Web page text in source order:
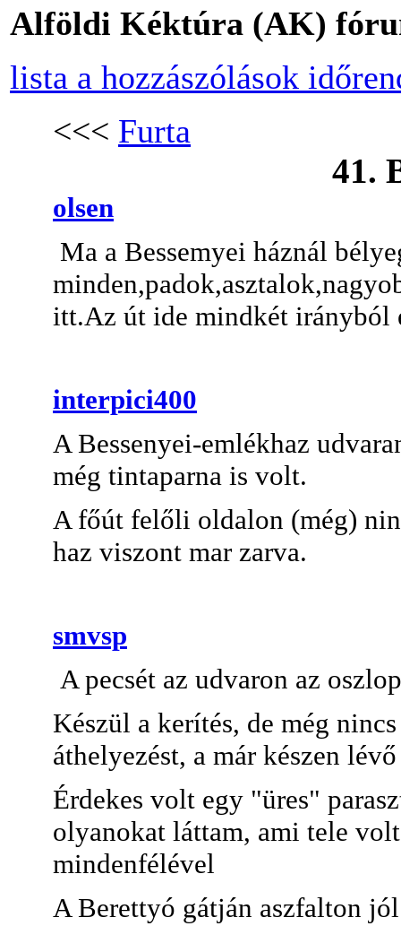
Alföldi Kéktúra (AK)
lista a hozzászólások
<<< Furta
41.
olsen
Ma a Bessemyei háznál
itt.Az út ide mindkét irányból
interpici400
A Bessenyei-emlékhaz
még tintaparna is volt.
A főút felőli oldalon (még)
haz viszont mar zarva.
smvsp
A pecsét az udvaron az
Készül a kerítés, de még
áthelyezést, a már készen
Érdekes volt egy "üres"
olyanokat láttam, ami tele
mindenfélével
A Berettyó gátján aszfalton